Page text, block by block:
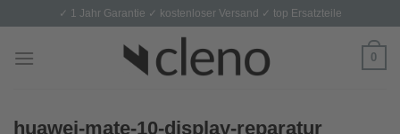
content
✓ 1 Jahr Garantie ✓ kostenloser Versand ✓ top Ersatzteile
0
huawei-mate-10-display-reparatur